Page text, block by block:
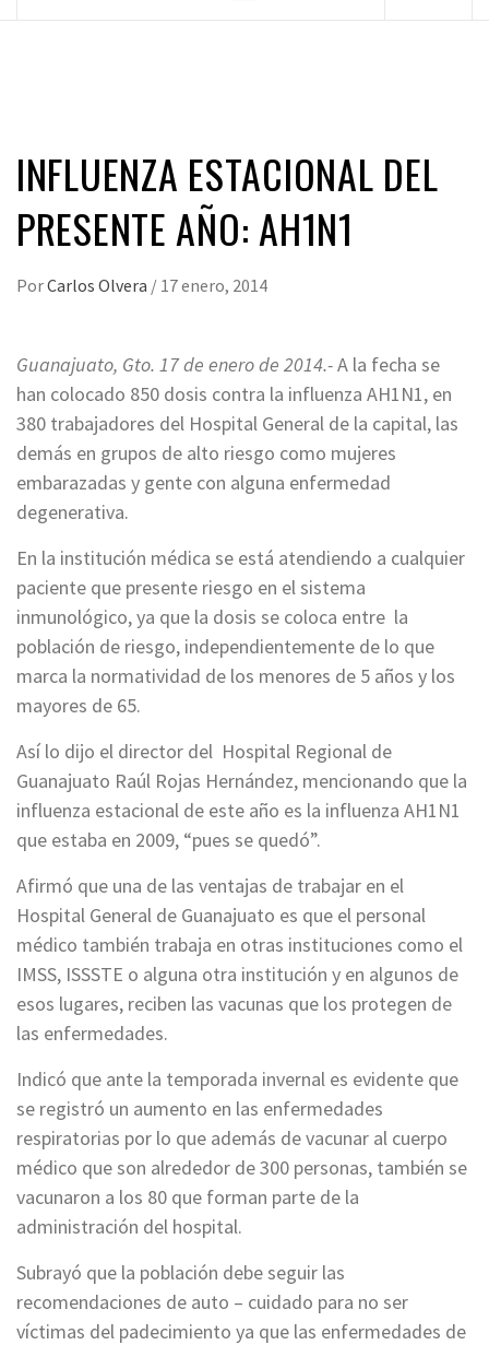
INFLUENZA ESTACIONAL DEL
PRESENTE AÑO: AH1N1
PorCarlos Olvera / 17 enero, 2014
Guanajuato, Gto. 17 de enero de 2014.-A la fecha se
han colocado 850 dosis contra la influenza AH1N1, en
380 trabajadores del Hospital General de la capital, las
demás en grupos de alto riesgo como mujeres
embarazadas y gente con alguna enfermedad
degenerativa.
En la institución médica se está atendiendo a cualquier
paciente que presente riesgo en el sistema
inmunológico, ya que la dosis se coloca entre la
población de riesgo, independientemente de lo que
marca la normatividad de los menores de 5 años y los
mayores de 65.
Así lo dijo el director del Hospital Regional de
Guanajuato Raúl Rojas Hernández, mencionando que la
influenza estacional de este año es la influenza AH1N1
que estaba en 2009, “pues se quedó”.
Afirmó que una de las ventajas de trabajar en el
Hospital General de Guanajuato es que el personal
médico también trabaja en otras instituciones como el
IMSS, ISSSTE o alguna otra institución y en algunos de
esos lugares, reciben las vacunas que los protegen de
las enfermedades.
Indicó que ante la temporada invernal es evidente que
se registró un aumento en las enfermedades
respiratorias por lo que además de vacunar al cuerpo
médico que son alrededor de 300 personas, también se
vacunaron a los 80 que forman parte de la
administración del hospital.
Subrayó que la población debe seguir las
recomendaciones de auto – cuidado para no ser
víctimas del padecimiento ya que las enfermedades de